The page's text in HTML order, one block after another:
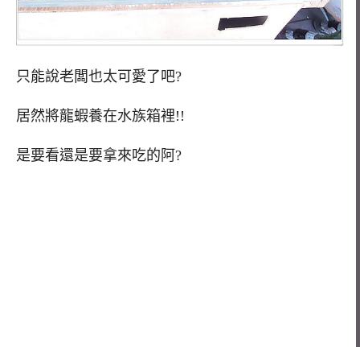
只能說老闆也太可愛了吧?
居然將龍蝦養在水族箱裡!!
是要看還是要拿來吃的阿?